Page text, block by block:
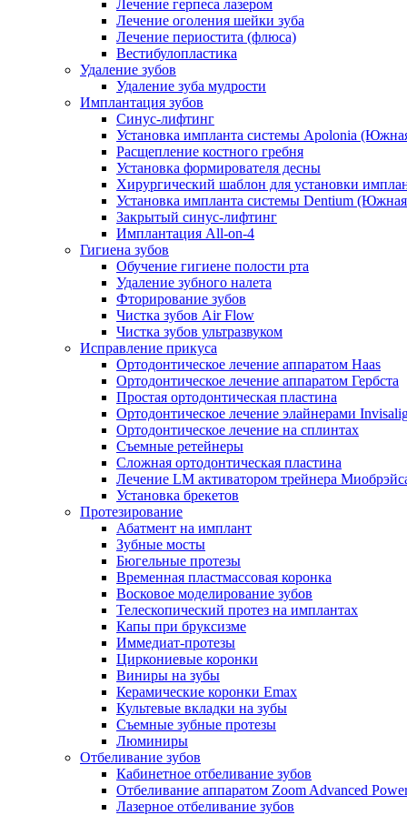
Лечение герпеса лазером
Лечение оголения шейки зуба
Лечение периостита (флюса)
Вестибулопластика
Удаление зубов
Удаление зуба мудрости
Имплантация зубов
Синус-лифтинг
Установка импланта системы Apolonia
Расщепление костного гребня
Установка формирователя десны
Хирургический шаблон для установки
Установка импланта системы Dentium
Закрытый синус-лифтинг
Имплантация All-on-4
Гигиена зубов
Обучение гигиене полости рта
Удаление зубного налета
Фторирование зубов
Чистка зубов Air Flow
Чистка зубов ультразвуком
Исправление прикуса
Ортодонтическое лечение аппаратом Haas
Ортодонтическое лечение аппаратом Гербста
Простая ортодонтическая пластина
Ортодонтическое лечение элайнерами
Ортодонтическое лечение на сплинтах
Съемные ретейнеры
Сложная ортодонтическая пластина
Лечение LM активатором трейнера
Установка брекетов
Протезирование
Абатмент на имплант
Зубные мосты
Бюгельные протезы
Временная пластмассовая коронка
Восковое моделирование зубов
Телескопический протез на имплантах
Капы при бруксизме
Иммедиат-протезы
Циркониевые коронки
Виниры на зубы
Керамические коронки Emax
Культевые вкладки на зубы
Съемные зубные протезы
Люминиры
Отбеливание зубов
Кабинетное отбеливание зубов
Отбеливание аппаратом Zoom Advanced
Лазерное отбеливание зубов